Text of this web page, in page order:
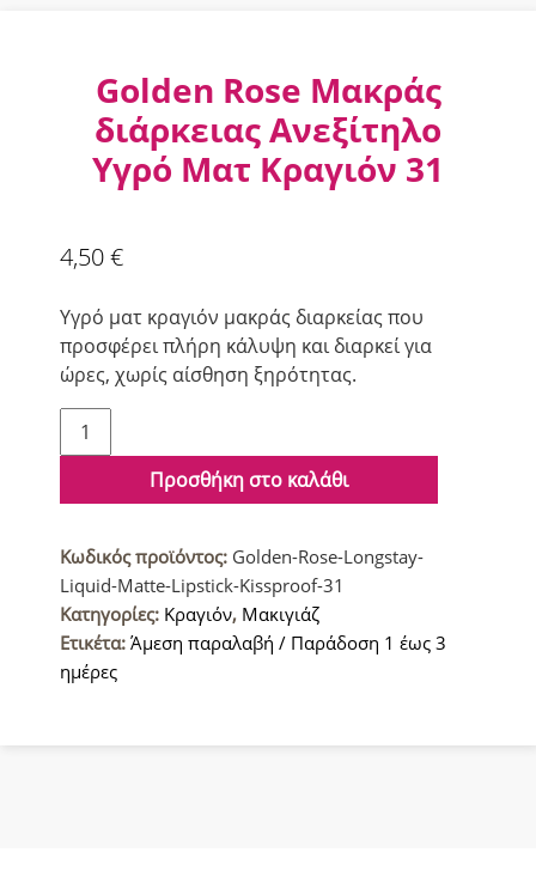
Golden Rose Μακράς
διάρκειας Ανεξίτηλο
Υγρό Ματ Κραγιόν 31
4,50€
Υγρό ματ κραγιόν μακράς διαρκείας που
προσφέρει πλήρη κάλυψη και διαρκεί για
ώρες, χωρίς αίσθηση ξηρότητας.
Golden
Rose
διάρκειας
Υγρό
Ματ
Κραγιόν
31
ποσότητα
Προσθήκη στο καλάθι
Κωδικός προϊόντος: Golden-Rose-Longstay-
Liquid-Matte-Lipstick-Kissproof-31
Κατηγορίες: Κραγιόν, Μακιγιάζ
Ετικέτα: Άμεση παραλαβή / Παράδοση 1 έως 3
ημέρες